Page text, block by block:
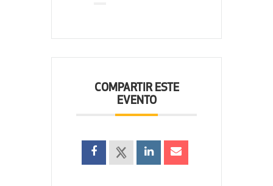
COMPARTIR ESTE
EVENTO